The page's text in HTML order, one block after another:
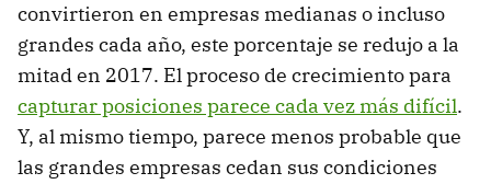
convirtieron en empresas medianas o incluso
grandes cada año, este porcentaje se redujo a la
mitad en 2017. El proceso de crecimiento para
capturar posiciones parece cada vez más difícil.
Y, al mismo tiempo, parece menos probable que
las grandes empresas cedan sus condiciones